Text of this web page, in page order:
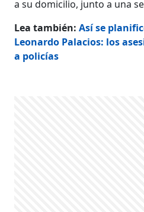
a su domicilio, junto a una
Lea también:Así se
Leonardo Palacios: los
a policías